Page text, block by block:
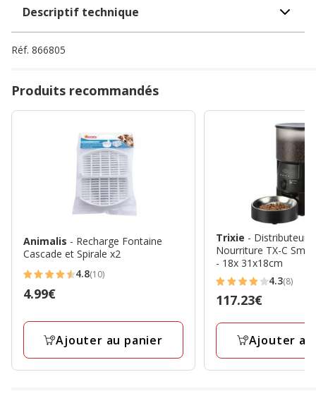
Descriptif technique
Réf. 866805
Produits recommandés
Animalis - Recharge Fontaine
Cascade et Spirale x2
4.8
étoiles
4.8(10)
Prix
4.99€
Ajouter au panier
Trixie - Distributeur
Nourriture TX-C
- 18x 31x18cm
4.3
étoiles
avec
avis
4.3(8)
Prix
117.23€
Ajouter